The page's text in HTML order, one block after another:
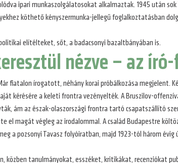
ipari munkaszolgálatosokat alkalmaztak. 1945 után
köthető kényszermunka-jellegű foglalkoztatásban
elítélteket, sőt, a badacsonyi bazaltbányában is.
nézve – az
fiatalon írogatott, néhány korai próbálkozása megjelent.
kérésére a keleti frontra vezényelték. A Bruszilov-
ám az észak-olaszországi frontra tartó csapatszállító
el magát végleg az irodalommal. A család Budapestre
a pozsonyi Tavasz folyóiratban, majd 1923-tól három
közben tanulmányokat, esszéket, kritikákat, recenziókat